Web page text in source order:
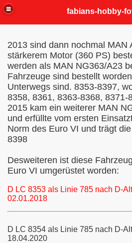
2013 sind dann nochmal MAN
stärkerem Motor (360 PS)
werden als MAN NG363/A23
Fahrzeuge sind bestellt
Unterwegs sind. 8353-8397,
8358, 8361, 8363-8368, 8371-
2015 kam ein weiterer MAN
und erfüllte vom ersten
Norm des Euro VI und trägt
8398
Desweiteren ist diese
Euro VI umgerüstet worden:
D LC 8353 als Linie 785 nach D-
02.01.2018
D LC 8354 als Linie 785 nach D-
18.04.2020